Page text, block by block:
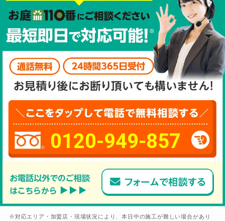
0120-949-857
※対応エリア・加盟店・現場状況により、本日中の施工が難しい場合があり